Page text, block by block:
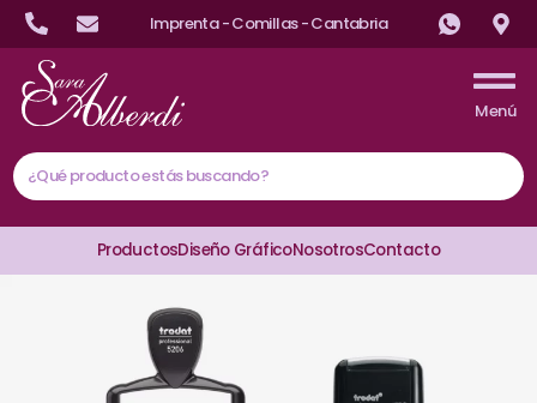
Imprenta - Comillas - Cantabria
Menú
ProductosDiseño GráficoNosotrosContacto